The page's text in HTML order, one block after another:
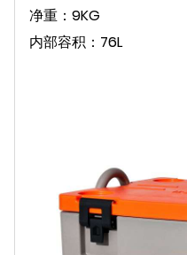
净重：9KG
内部容积：76L